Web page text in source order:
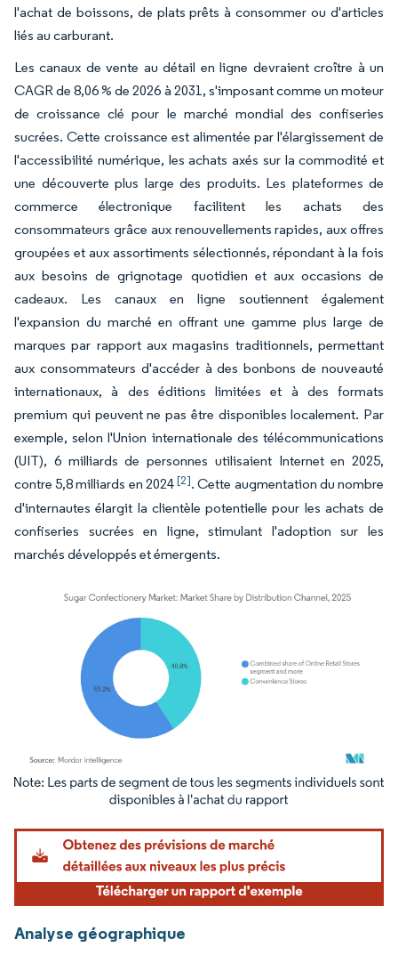
l'achat de boissons, de plats prêts à consommer ou d'articles
liés au carburant.
Les canaux de vente au détail en ligne devraient croître à un
CAGR de 8,06 % de 2026 à 2031, s'imposant comme un moteur
de croissance clé pour le marché mondial des confiseries
sucrées. Cette croissance est alimentée par l'élargissement de
l'accessibilité numérique, les achats axés sur la commodité et
une découverte plus large des produits. Les plateformes de
commerce électronique facilitent les achats des
consommateurs grâce aux renouvellements rapides, aux offres
groupées et aux assortiments sélectionnés, répondant à la fois
aux besoins de grignotage quotidien et aux occasions de
cadeaux. Les canaux en ligne soutiennent également
l'expansion du marché en offrant une gamme plus large de
marques par rapport aux magasins traditionnels, permettant
aux consommateurs d'accéder à des bonbons de nouveauté
internationaux, à des éditions limitées et à des formats
premium qui peuvent ne pas être disponibles localement. Par
exemple, selon l'Union internationale des télécommunications
(UIT), 6 milliards de personnes utilisaient Internet en 2025,
contre 5,8 milliards en 2024[2]. Cette augmentation du nombre
d'internautes élargit la clientèle potentielle pour les achats de
confiseries sucrées en ligne, stimulant l'adoption sur les
marchés développés et émergents.
Image © Mordor Intelligence. La réutilisation nécessite une attribution sous CC BY
Analyse géographique